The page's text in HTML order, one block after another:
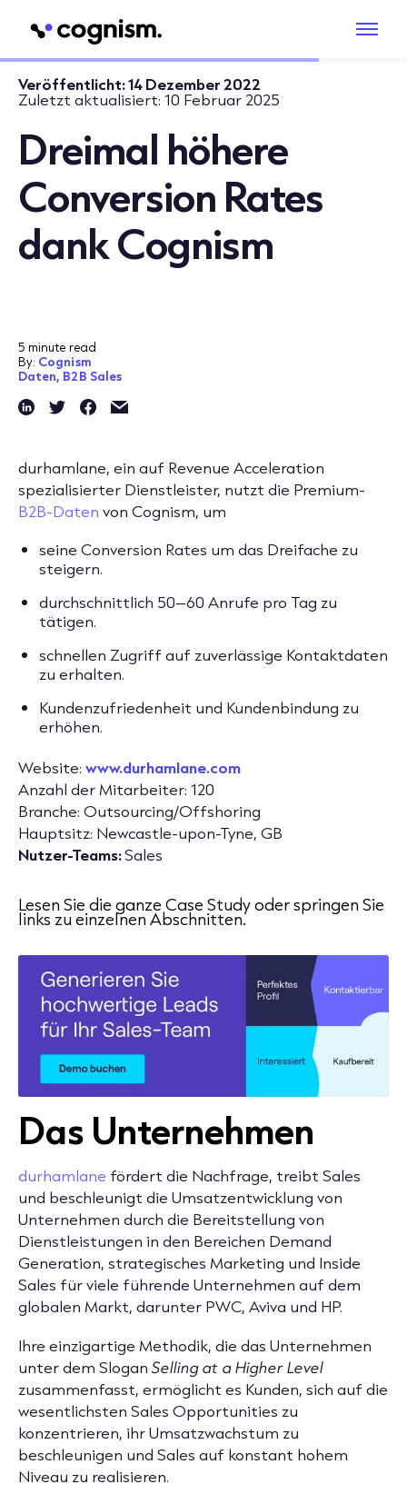
Veröffentlicht:14 Dezember 2022
Zuletzt aktualisiert: 10 Februar 2025
Dreimal höhere
Conversion Rates
dank Cognism
5 minute read
By: Cognism
Daten, B2B Sales
durhamlane, ein auf Revenue Acceleration
spezialisierter Dienstleister, nutzt die Premium-
B2B-Daten von Cognism, um
seine Conversion Rates um das Dreifache zu
steigern.
durchschnittlich 50–60 Anrufe pro Tag zu
tätigen.
schnellen Zugriff auf zuverlässige Kontaktdaten
zu erhalten.
Kundenzufriedenheit und Kundenbindung zu
erhöhen.
Website: www.durhamlane.com
Anzahl der Mitarbeiter: 120
Branche: Outsourcing/Offshoring
Hauptsitz: Newcastle-upon-Tyne, GB
Nutzer-Teams:Sales
Lesen Sie die ganze Case Study oder springen Sie
links zu einzelnen Abschnitten.
Das Unternehmen
durhamlane fördert die Nachfrage, treibt Sales
und beschleunigt die Umsatzentwicklung von
Unternehmen durch die Bereitstellung von
Dienstleistungen in den Bereichen Demand
Generation, strategisches Marketing und Inside
Sales für viele führende Unternehmen auf dem
globalen Markt, darunter PWC, Aviva und HP.
Ihre einzigartige Methodik, die das Unternehmen
unter dem Slogan Selling at a Higher Level
zusammenfasst, ermöglicht es Kunden, sich auf die
wesentlichsten Sales Opportunities zu
konzentrieren, ihr Umsatzwachstum zu
beschleunigen und Sales auf konstant hohem
Niveau zu realisieren.